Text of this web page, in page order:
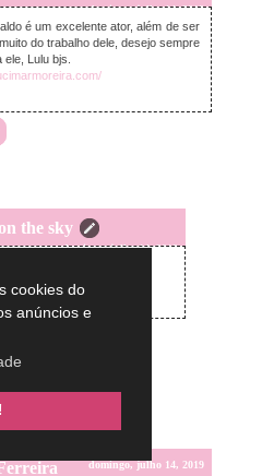
cookies do
anúncios e
domingo, julho 14, 2019
é um excelente ator, além de ser
do trabalho dele, desejo sempre
Lulu bjs.
the sky
domingo, julho 14, 2019
com vc
domingo, julho 14, 2019